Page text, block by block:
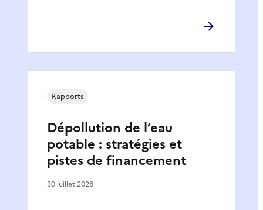
Dépollution de l’eau
potable : stratégies et
pistes de financement
Rapports
30 juillet 2026